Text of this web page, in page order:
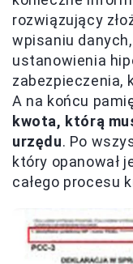
rozwiązujący
wpisaniu
ustanowienia
zabezpieczenia,
A na końcu
kwota, którą
urzędu. Po
który opanował
całego procesu